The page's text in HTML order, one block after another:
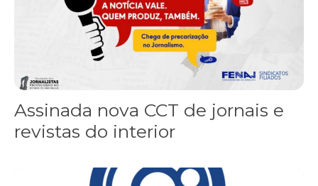
Assinada nova CCT de jornais e
revistas do interior
Sindicato leva reivindicações à TV TEM, denunciada de cometer